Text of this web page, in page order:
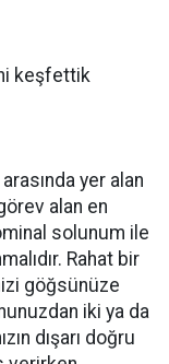
yer alan
alan en
solunum ile
Rahat bir
göğsünüze
iki ya da
dışarı doğru